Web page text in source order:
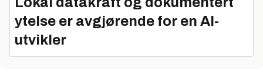
ytelse er avgjørende for en AI-
utvikler